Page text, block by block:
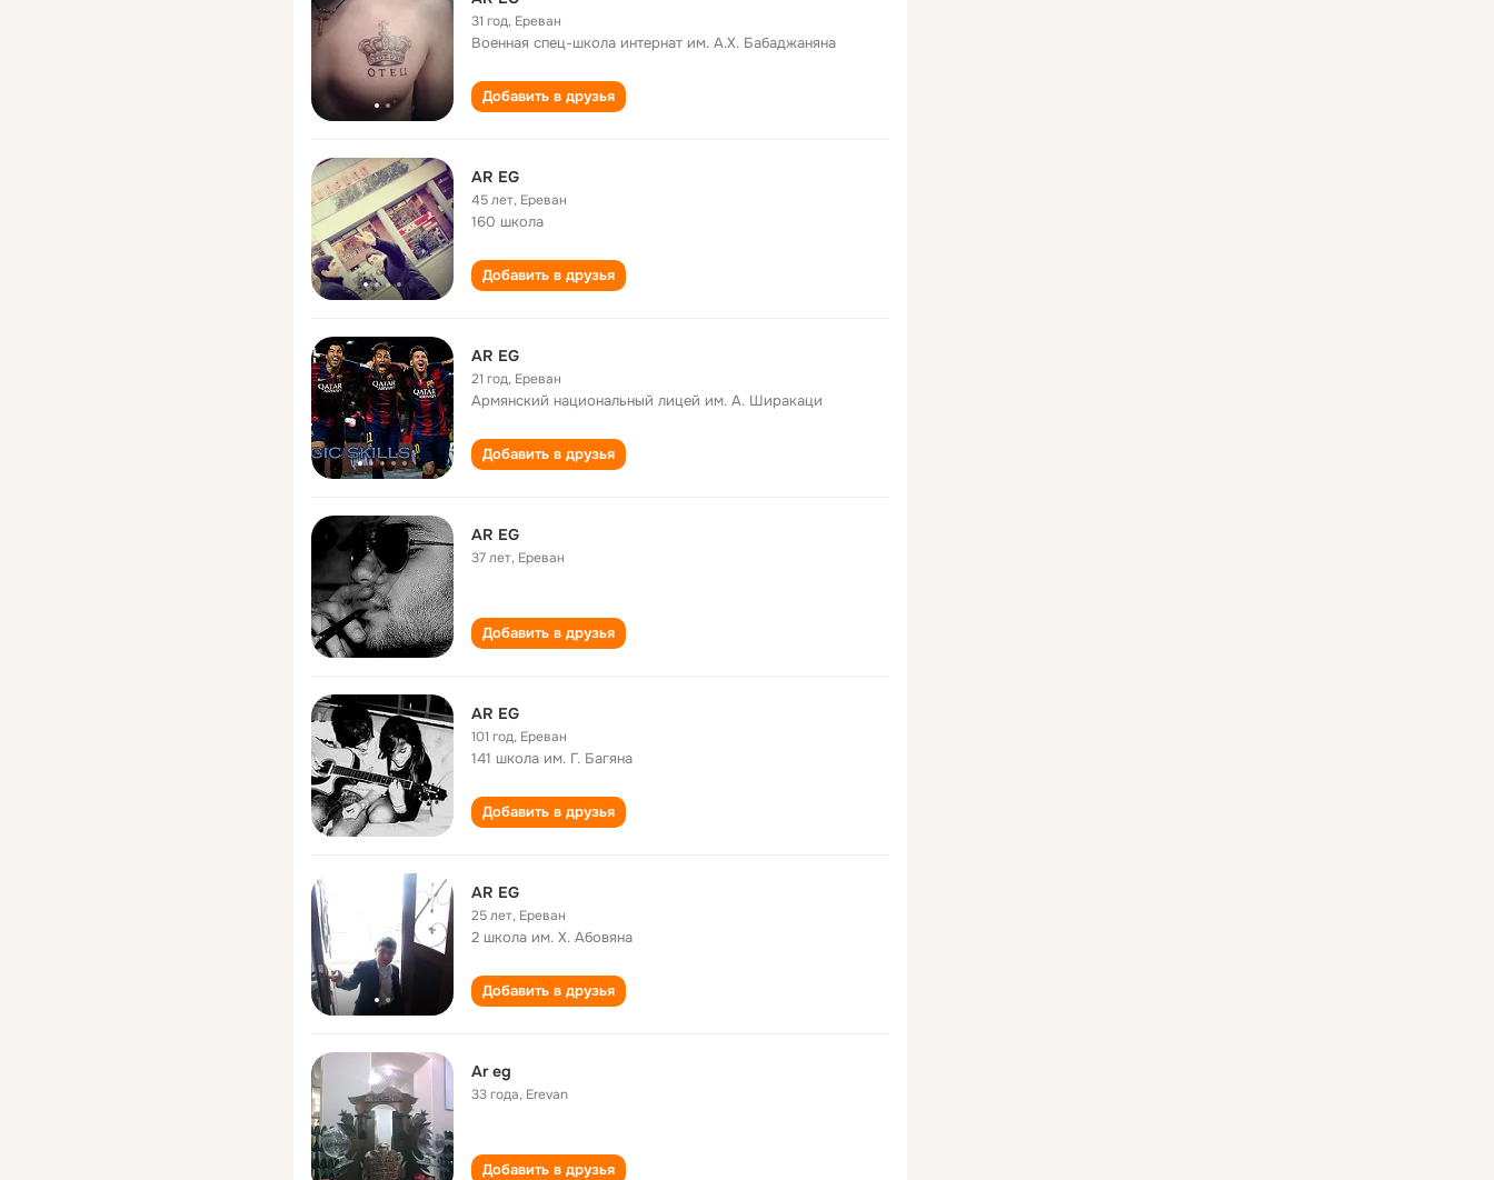
31 год, Ереван
Военная спец-школа интернат им. А.Х. Бабаджаняна
Добавить в друзья
AR EG
45 лет, Ереван
160 школа
Добавить в друзья
AR EG
21 год, Ереван
Армянский национальный лицей им. А. Ширакаци
Добавить в друзья
AR EG
37 лет, Ереван
Добавить в друзья
AR EG
101 год, Ереван
141 школа им. Г. Багяна
Добавить в друзья
AR EG
25 лет, Ереван
2 школа им. Х. Абовяна
Добавить в друзья
Ar eg
33 года, Erevan
Добавить в друзья